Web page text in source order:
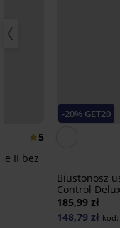
5
II bez
-20% GET20
Biustonosz
Control
185,99 zł
148,79 zł kod: